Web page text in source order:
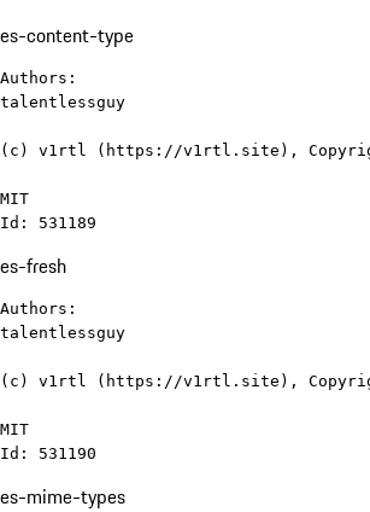
es-content-type
Authors:
talentlessguy
(c) v1rtl (https://v1rtl.site),
MIT
Id: 531189
es-fresh
Authors:
talentlessguy
(c) v1rtl (https://v1rtl.site),
MIT
Id: 531190
es-mime-types